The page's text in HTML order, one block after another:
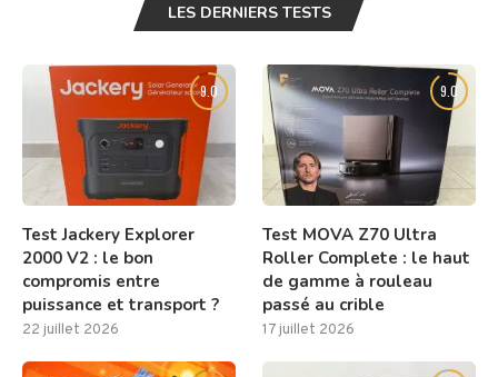
LES DERNIERS TESTS
9.0
Test Jackery Explorer
2000 V2 : le bon
compromis entre
puissance et transport ?
22 juillet 2026
9.0
Test MOVA Z70 Ultra
Roller Complete : le haut
de gamme à rouleau
passé au crible
17 juillet 2026